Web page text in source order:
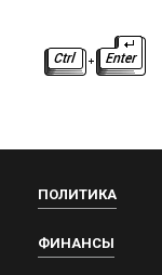
ПОЛИТИКА
ФИНАНСЫ